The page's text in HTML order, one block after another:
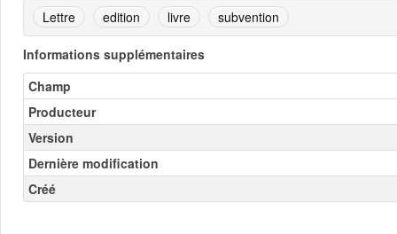
Lettre edition livre subvention
Informations supplémentaires
Champ
Producteur
Version
Dernière modification
Créé